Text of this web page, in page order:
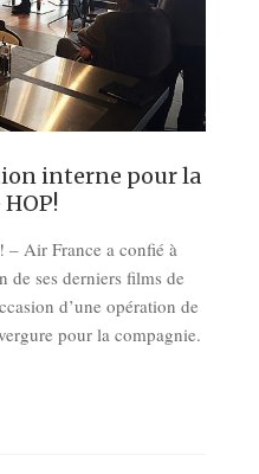
interne pour la
– Air France a confié à
de ses derniers films de
d’une opération de
pour la compagnie.